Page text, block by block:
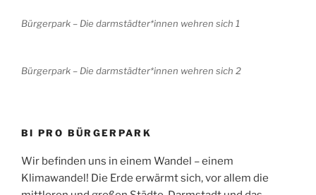
Bürgerpark – Die darmstädter*innen wehren sich 1
Bürgerpark – Die darmstädter*innen wehren sich 2
BI PRO BÜRGERPARK
Wir befinden uns in einem Wandel – einem
Klimawandel! Die Erde erwärmt sich, vor allem die